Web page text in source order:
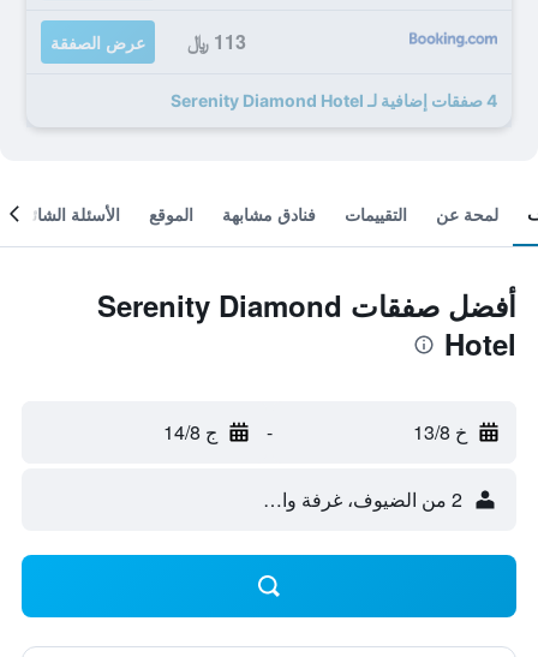
113 ﷼ عرض الصفقة
4 صفقات إضافية لـ Serenity Diamond Hotel
لمحة عن التقييمات فنادق مشابهة الموقع الأسئلة الشائعة
أفضل صفقات Serenity Diamond
Hotel
خ 13/8 - ج 14/8
2 من الضيوف، غرفة واحدة